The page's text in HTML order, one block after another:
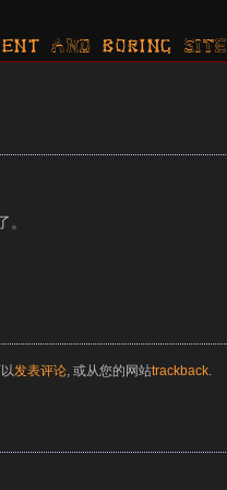
AND boring SITE
。
发表评论 , 或从您的网站trackback